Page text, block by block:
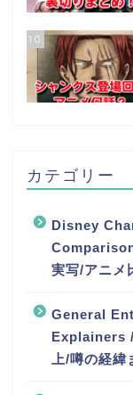
10
カテゴリー
Disney
実写/アニメ
General
Explainers /
上/噂の経緯